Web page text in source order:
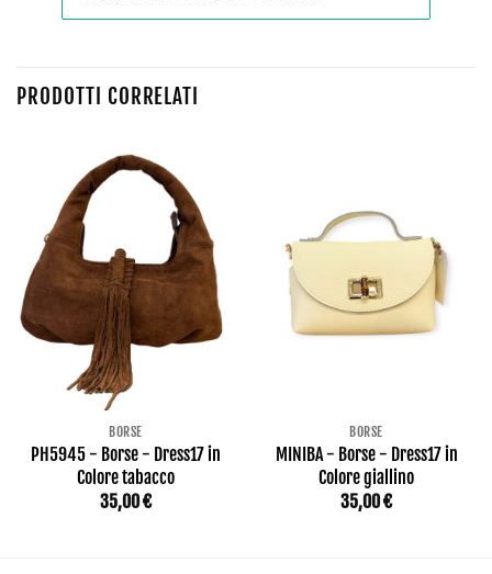
PRODOTTI CORRELATI
BORSE
PH5945 - Borse - Dress17 in
Colore tabacco
35,00€
BORSE
MINIBA - Borse - Dress17 in
Colore giallino
35,00€